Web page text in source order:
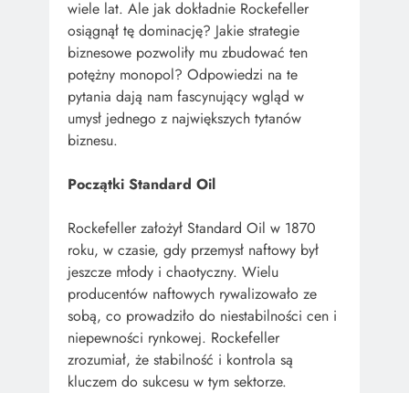
wiele lat. Ale jak dokładnie Rockefeller
osiągnął tę dominację? Jakie strategie
biznesowe pozwoliły mu zbudować ten
potężny monopol? Odpowiedzi na te
pytania dają nam fascynujący wgląd w
umysł jednego z największych tytanów
biznesu.
Początki Standard Oil
Rockefeller założył Standard Oil w 1870
roku, w czasie, gdy przemysł naftowy był
jeszcze młody i chaotyczny. Wielu
producentów naftowych rywalizowało ze
sobą, co prowadziło do niestabilności cen i
niepewności rynkowej. Rockefeller
zrozumiał, że stabilność i kontrola są
kluczem do sukcesu w tym sektorze.